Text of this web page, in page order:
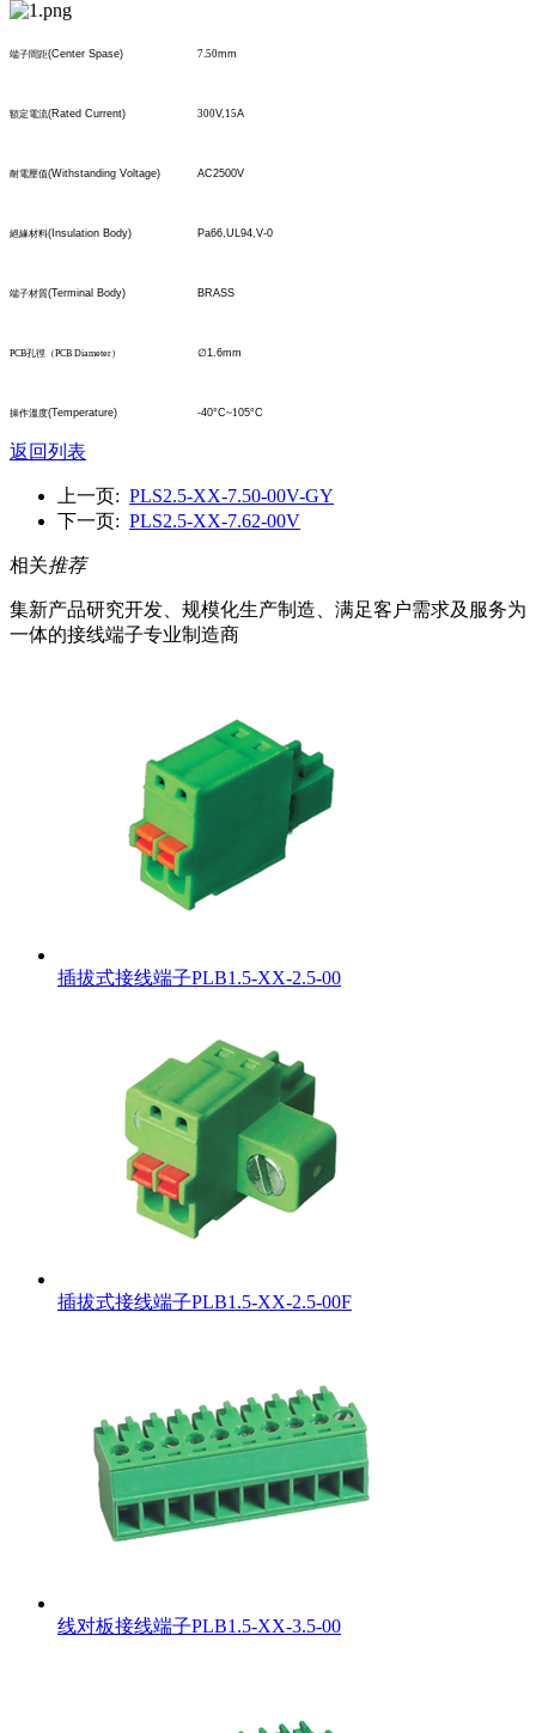
端子間距(Center Spase) 7.50mm
額定電流(Rated Current) 300V, 15A
耐電壓值(Withstanding Voltage) AC2500V
絕緣材料(Insulation Body) Pa66,UL94,V-0
端子材質(Terminal Body) BRASS
PCB孔徑 （PCB Diameter） ∅1.6mm
操作溫度(Temperature) -40°C~105°C
返回列表
上一页: PLS2.5-XX-7.50-00V-GY
下一页: PLS2.5-XX-7.62-00V
相关推荐
集新产品研究开发、规模化生产制造、满足客户需求及服务为
一体的接线端子专业制造商
插拔式接线端子PLB1.5-XX-2.5-00
插拔式接线端子PLB1.5-XX-2.5-00F
线对板接线端子PLB1.5-XX-3.5-00